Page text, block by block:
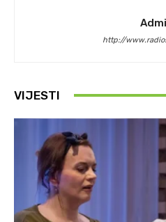
http://
VIJESTI